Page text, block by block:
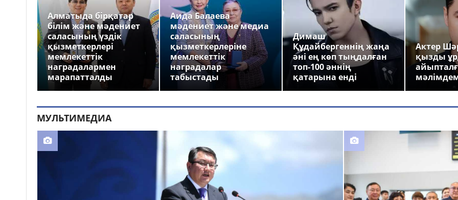
Алматыда бірқатар
білім және мәдениет
саласының үздік
қызметкерлері
мемлекеттік
наградалармен
марапатталды
Аида Балаева
мәдениет және медиа
саласының
қызметкерлеріне
мемлекеттік
наградалар
табыстады
Димаш
Құдайбергеннің жаңа
әні ең көп тыңдалған
топ-100 әннің
қатарына енді
Актер
қызды
МУЛЬТИМЕДИА